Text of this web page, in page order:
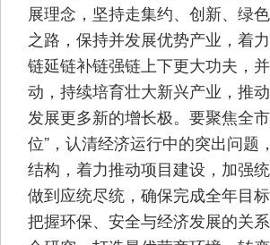
展理念，坚持走集约、创新、绿
之路，保持并发展优势产业，着
链延链补链强链上下更大功夫，
动，持续培育壮大新兴产业，推
发展更多新的增长极。要聚焦全
位”，认清经济运行中的突出问题
结构，着力推动项目建设，加强
做到应统尽统，确保完成全年目
把握环保、安全与经济发展的关